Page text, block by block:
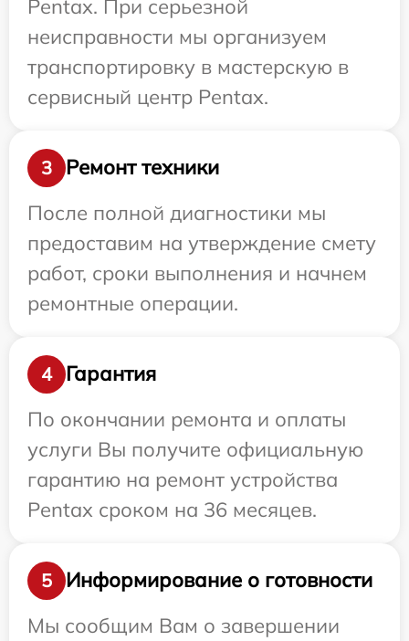
Pentax. При серьезной
неисправности мы организуем
транспортировку в мастерскую в
сервисный центр Pentax.
3
Ремонт техники
После полной диагностики мы
предоставим на утверждение смету
работ, сроки выполнения и начнем
ремонтные операции.
4
Гарантия
По окончании ремонта и оплаты
услуги Вы получите официальную
гарантию на ремонт устройства
Pentax сроком на 36 месяцев.
5
Информирование о готовности
Мы сообщим Вам о завершении